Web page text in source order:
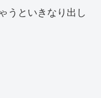
うといきなり出し